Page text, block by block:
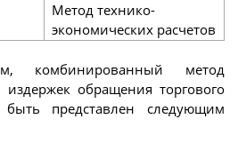
Метод технико-
экономических расчетов
комбинированный метод
обращения торгового
представлен следующим